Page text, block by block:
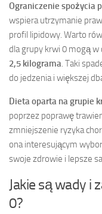
Ograniczenie spożycia
wspiera utrzymanie
profil lipidowy. Warto
dla grupy krwi 0 mogą w
2,5 kilograma. Taki
do jedzenia i większej
Dieta oparta na grupie
poprzez poprawę
zmniejszenie ryzyka
ona interesującym
swoje zdrowie i lepsze
Jakie są wady i
0?